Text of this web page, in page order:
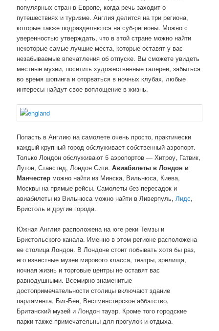
популярных стран в Европе, когда речь заходит о
путешествиях и туризме. Англия делится на три региона,
которые также подразделяются на суб-регионы. Можно с
уверенностью утверждать, что в этой стране можно найти
некоторые самые лучшие места, которые оставят у вас
незабываемые впечатления об отпуске. Вы сможете увидеть
местные музеи, посетить художественные галереи, забыться
во время шопинга и оторваться в ночных клубах, любые
интересы найдут свое воплощение в жизнь.
Попасть в Англию на самолете очень просто, практически
каждый крупный город обслуживает собственный аэропорт.
Только Лондон обслуживают 5 аэропортов — Хитроу, Гатвик,
Лутон, Станстед, Лондон Сити.Авиабилеты в Лондон и
Манчестер можно найти из Минска, Вильнюса, Киева,
Москвы на прямые рейсы. Самолеты без пересадок и
авиабилеты из Вильнюса можно найти в Ливерпуль,Лидс,
Бристоль и другие города.
Южная Англия расположена на юге реки Темзы и
Бристольского канала. Именно в этом регионе расположена
ее столица Лондон. В Лондоне стоит побывать хотя бы раз,
его известные музеи мирового класса, театры, зрелища,
ночная жизнь и торговые центры не оставят вас
равнодушными. Всемирно знаменитые
достопримечательности столицы включают здание
парламента, Биг-Бен, Вестминстерское аббатство,
Британский музей и Лондон тауэр. Кроме того городские
парки также примечательны для прогулок и отдыха.